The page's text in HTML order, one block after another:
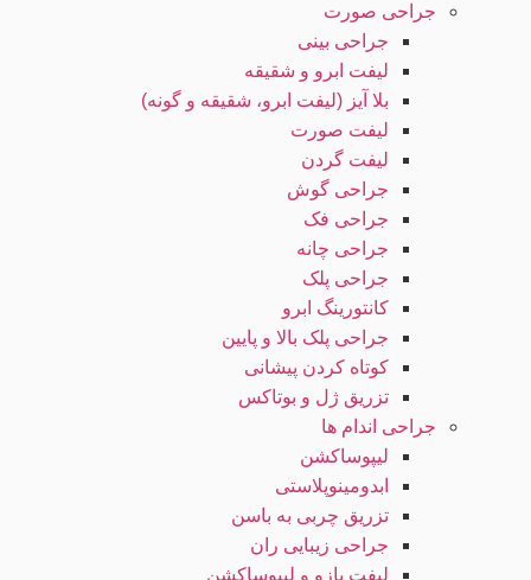
جراحی صورت
جراحی بینی
لیفت ابرو و شقیقه
بلا آیز (لیفت ابرو، شقیقه و گونه)
لیفت صورت
لیفت گردن
جراحی گوش
جراحی فک
جراحی چانه
جراحی پلک
کانتورینگ ابرو
جراحی پلک بالا و پایین
کوتاه کردن پیشانی
تزریق ژل و بوتاکس
جراحی اندام ها
لیپوساکشن
ابدومینوپلاستی
تزریق چربی به باسن
جراحی زیبایی ران
لیفت بازو و لیپوساکشن